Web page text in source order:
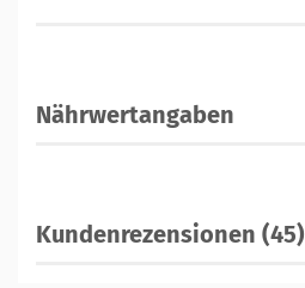
Nährwertangaben
Kundenrezensionen (45)